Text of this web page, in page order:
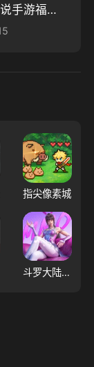
手游福利
指尖像素城
斗罗大陆：猎魂世界